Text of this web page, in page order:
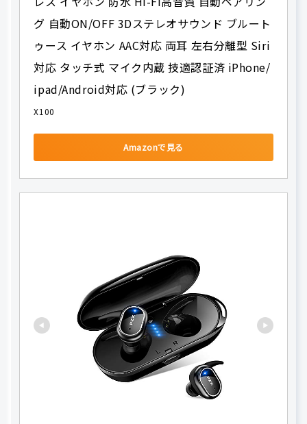
グ 自動ON/OFF 3Dステレオサウンド ブルート
ゥース イヤホン AAC対応 両耳 左右分離型 Siri
対応 タッチ式 マイク内蔵 技適認証済 iPhone/
ipad/Android対応 (ブラック)
X100
Amazonで見る